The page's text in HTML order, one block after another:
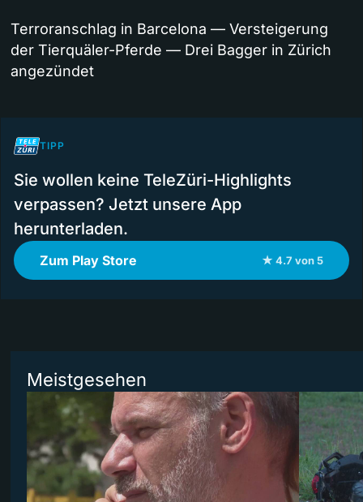
Terroranschlag in Barcelona — Versteigerung
der Tierquäler-Pferde — Drei Bagger in Zürich
angezündet
TIPP
Sie wollen keine TeleZüri-Highlights
verpassen? Jetzt unsere App
herunterladen.
Zum Play Store ★ 4.7 von 5
Meistgesehen